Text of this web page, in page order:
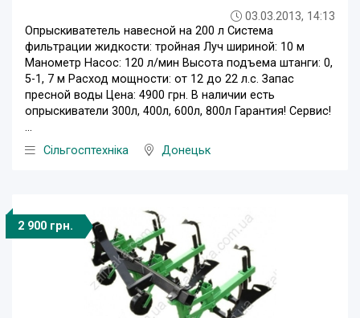
03.03.2013, 14:13
Опрыскиватетель навесной на 200 л Система
фильтрации жидкости: тройная Луч шириной: 10 м
Манометр Насос: 120 л/мин Высота подъема штанги: 0,
5-1, 7 м Расход мощности: от 12 до 22 л.с. Запас
пресной воды Цена: 4900 грн. В наличии есть
опрыскиватели 300л, 400л, 600л, 800л Гарантия! Сервис!
...
Сільгосптехніка
Донецьк
2 900 грн.